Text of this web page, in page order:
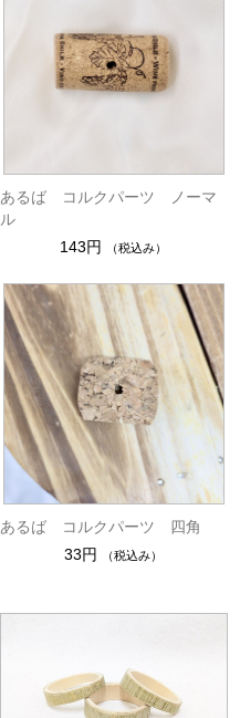
あるば コルクパーツ ノーマ
ル
143円
（税込み）
あるば コルクパーツ 四角
33円
（税込み）